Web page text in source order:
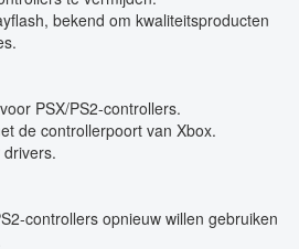
bekend om kwaliteitsproducten
PSX/PS2-controllers.
de controllerpoort van Xbox.
controllers opnieuw willen gebruiken